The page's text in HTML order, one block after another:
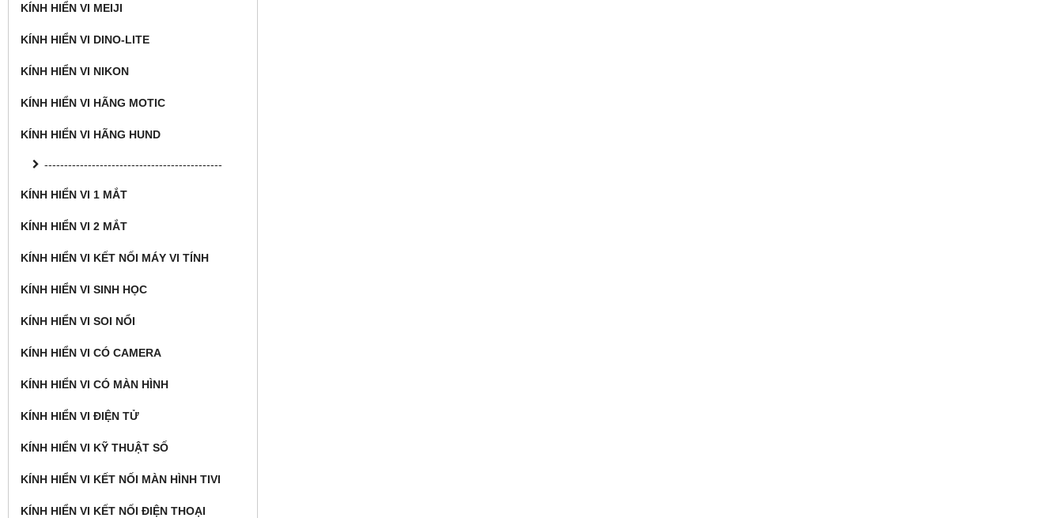
KÍNH HIỂN VI MEIJI
KÍNH HIỂN VI DINO-LITE
KÍNH HIỂN VI NIKON
KÍNH HIỂN VI HÃNG MOTIC
KÍNH HIỂN VI HÃNG HUND
---------------------------------------------
KÍNH HIỂN VI 1 MẮT
KÍNH HIỂN VI 2 MẮT
KÍNH HIỂN VI KẾT NỐI MÁY VI TÍNH
KÍNH HIỂN VI SINH HỌC
KÍNH HIỂN VI SOI NỔI
KÍNH HIỂN VI CÓ CAMERA
KÍNH HIỂN VI CÓ MÀN HÌNH
KÍNH HIỂN VI ĐIỆN TỬ
KÍNH HIỂN VI KỸ THUẬT SỐ
KÍNH HIỂN VI KẾT NỐI MÀN HÌNH TIVI
KÍNH HIỂN VI KẾT NỐI ĐIỆN THOẠI